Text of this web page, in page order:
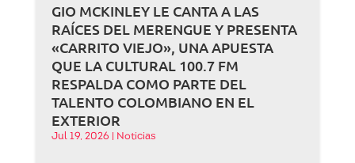
GIO MCKINLEY LE CANTA A LAS
RAÍCES DEL MERENGUE Y PRESENTA
«CARRITO VIEJO», UNA APUESTA
QUE LA CULTURAL 100.7 FM
RESPALDA COMO PARTE DEL
TALENTO COLOMBIANO EN EL
EXTERIOR
Jul 19, 2026 Noticias